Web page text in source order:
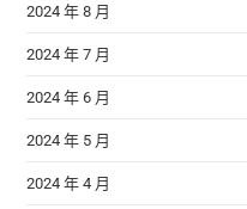
2024 年 8 月
2024 年 7 月
2024 年 6 月
2024 年 5 月
2024 年 4 月